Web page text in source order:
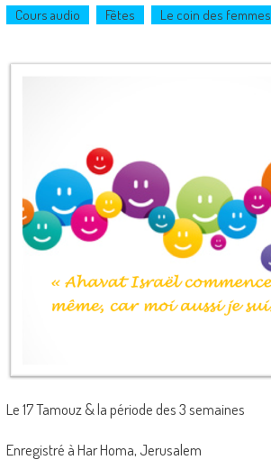
Cours audio Fêtes Le coin des femmes
Le 17 Tamouz & la période des 3 semaines
Enregistré à Har Homa, Jerusalem